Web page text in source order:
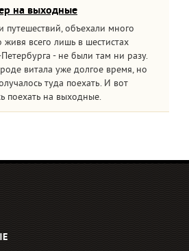
на выходные
объехали много
живя всего лишь в шестистах
- не были там ни разу.
витала уже долгое время, но
туда поехать. И вот
поехать на выходные.